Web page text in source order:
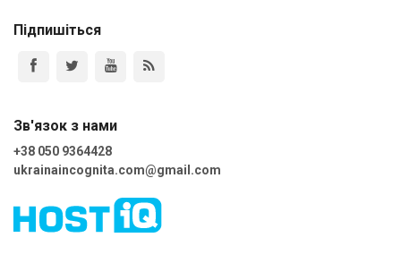
Підпишіться
Зв'язок з нами
+38 050 9364428
ukrainaincognita.com@gmail.com